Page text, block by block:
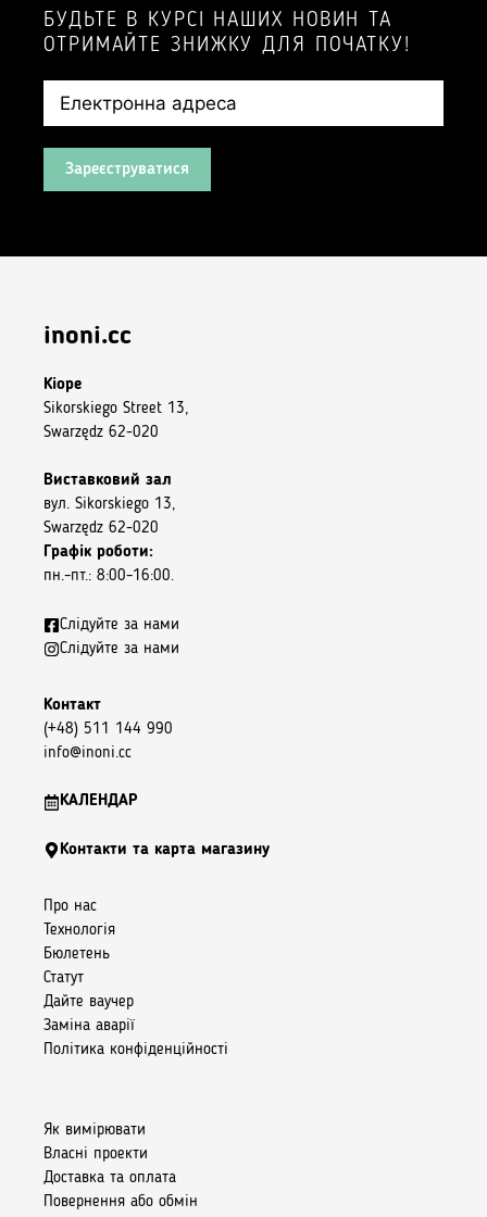
БУДЬТЕ В КУРСІ НАШИХ НОВИН ТА
ОТРИМАЙТЕ ЗНИЖКУ ДЛЯ ПОЧАТКУ!
Зареєструватися
inoni.cc
Кіоре
Sikorskiego Street 13,
Swarzędz 62-020
Виставковий зал
вул. Sikorskiego 13,
Swarzędz 62-020
Графік роботи:
пн.–пт.: 8:00–16:00.
Слідуйте за нами
Слідуйте за нами
Контакт
(+48) 511 144 990
info@inoni.cc
КАЛЕНДАР
Контакти та карта магазину
Про нас
Технологія
Бюлетень
Статут
Дайте ваучер
Заміна аварії
Політика конфіденційності
Як вимірювати
Власні проекти
Доставка та оплата
Повернення або обмін